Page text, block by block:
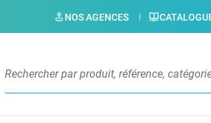
NOS AGENCES